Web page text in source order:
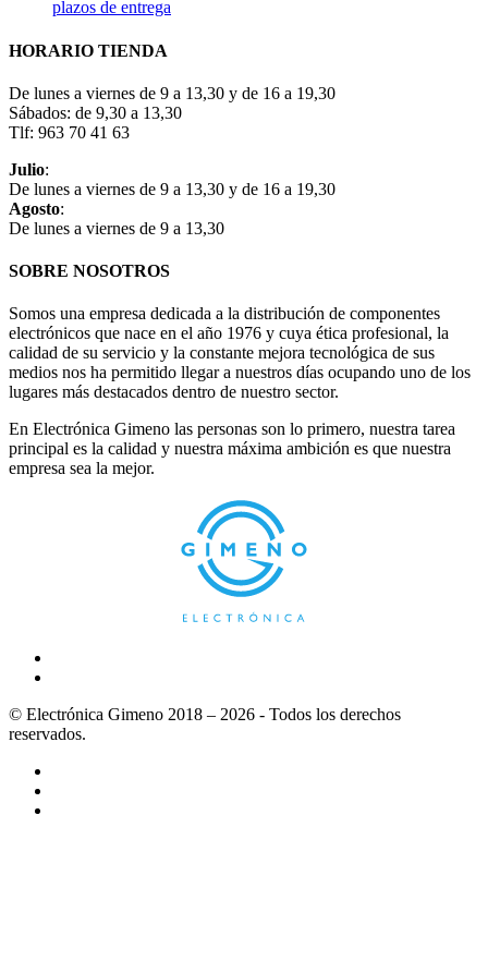
plazos de entrega
HORARIO TIENDA
De lunes a viernes de 9 a 13,30 y de 16 a 19,30
Sábados: de 9,30 a 13,30
Tlf: 963 70 41 63
Julio:
De lunes a viernes de 9 a 13,30 y de 16 a 19,30
Agosto:
De lunes a viernes de 9 a 13,30
SOBRE NOSOTROS
Somos una empresa dedicada a la distribución de componentes
electrónicos que nace en el año 1976 y cuya ética profesional, la
calidad de su servicio y la constante mejora tecnológica de sus
medios nos ha permitido llegar a nuestros días ocupando uno de los
lugares más destacados dentro de nuestro sector.
En Electrónica Gimeno las personas son lo primero, nuestra tarea
principal es la calidad y nuestra máxima ambición es que nuestra
empresa sea la mejor.
© Electrónica Gimeno 2018 – 2026 - Todos los derechos
reservados.